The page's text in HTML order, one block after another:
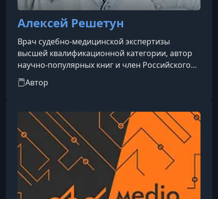
Алексей Решетун
Врач судебно-медицинской экспертизы
высшей квалификационной категории, автор
научно-популярных книг и член Российского
союза писателей. Лауреат литературного
конкурса среди медицинских работников
Министерство здравоохранения Российской
Федерации.
Автор